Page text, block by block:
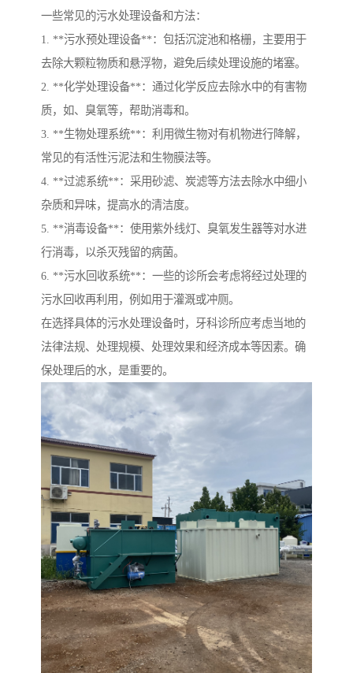
一些常见的污水处理设备和方法：
1. **污水预处理设备**：包括沉淀池和格栅，主要用于
去除大颗粒物质和悬浮物，避免后续处理设施的堵塞。
2. **化学处理设备**：通过化学反应去除水中的有害物
质，如、臭氧等，帮助消毒和。
3. **生物处理系统**：利用微生物对有机物进行降解，
常见的有活性污泥法和生物膜法等。
4. **过滤系统**：采用砂滤、炭滤等方法去除水中细小
杂质和异味，提高水的清洁度。
5. **消毒设备**：使用紫外线灯、臭氧发生器等对水进
行消毒，以杀灭残留的病菌。
6. **污水回收系统**：一些的诊所会考虑将经过处理的
污水回收再利用，例如用于灌溉或冲厕。
在选择具体的污水处理设备时，牙科诊所应考虑当地的
法律法规、处理规模、处理效果和经济成本等因素。确
保处理后的水，是重要的。